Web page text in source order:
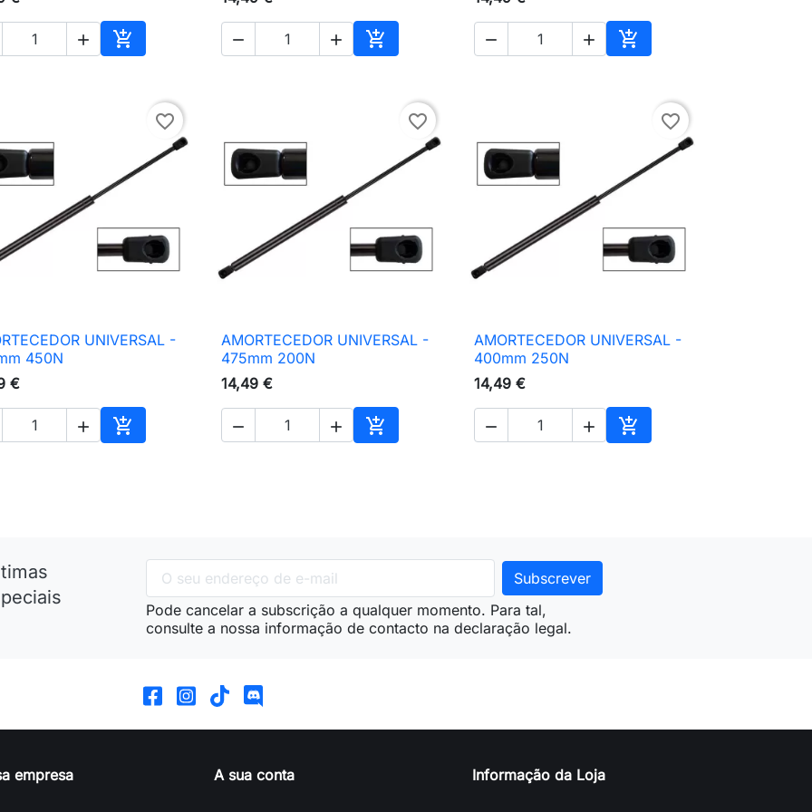
 
Adicionar ao carrinho
  
Adicionar ao carrinho
  
Adicionar ao carrinho
favorite_border
 Vista rápidaUNIVERSAL -
450N
€
 
Adicionar ao carrinho
favorite_border
 Vista rápida
AMORTECEDOR UNIVERSAL -
475mm 200N
14,49 €
  
Adicionar ao carrinho
favorite_border
 Vista rápida
AMORTECEDOR UNIVERSAL -
400mm 250N
14,49 €
  
Adicionar ao carrinho
Pode cancelar a subscrição a qualquer momento. Para tal,
consulte a nossa informação de contacto na declaração legal.
empresa A sua conta Informação da Loja